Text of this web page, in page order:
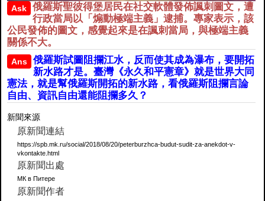
Ask
俄羅斯聖彼得堡居民在社交軟體發佈諷刺圖文，遭
行政當局以「煽動極端主義」逮捕。專家表示，該
公民發佈的圖文，感覺起來是在諷刺當局，與極端主義
關係不大。
Ans
俄羅斯試圖阻攔江水，反而使其成為瀑布，要開拓
新水路才是。臺灣《永久和平憲章》就是世界大同
憲法，就是幫俄羅斯開拓的新水路，看俄羅斯阻攔言論
自由、資訊自由還能阻攔多久？
新聞來源
原新聞連結
https://spb.mk.ru/social/2018/08/20/peterburzhca-budut-sudit-za-anekdot-v-
vkontakte.html
原新聞出處
МК в Питере
原新聞作者